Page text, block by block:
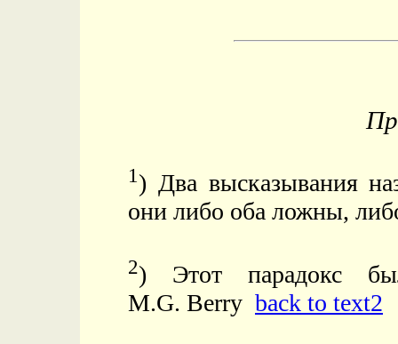
1 ) Два высказывания
они либо оба ложны,
2) Этот парадокс
M.G. Berry back to text2